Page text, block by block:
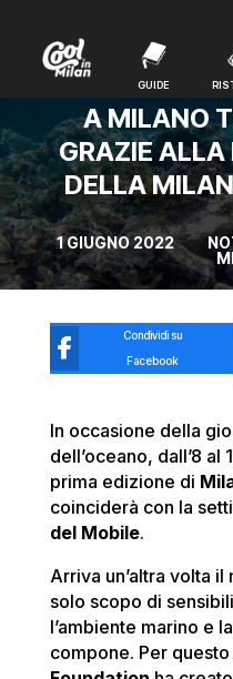
GUIDE
GUIDE
A MILANO
GRAZIE ALLA
DELLA
1 GIUGNO 2022
Condividi su
Facebook
In occasione della
dell’oceano, dall’8 al
prima edizione di
coinciderà con la
del Mobile.
Arriva un’altra volta il
solo scopo di
l’ambiente marino e
compone. Per